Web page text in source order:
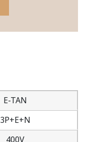
E-TAN
3P+E+N
400V